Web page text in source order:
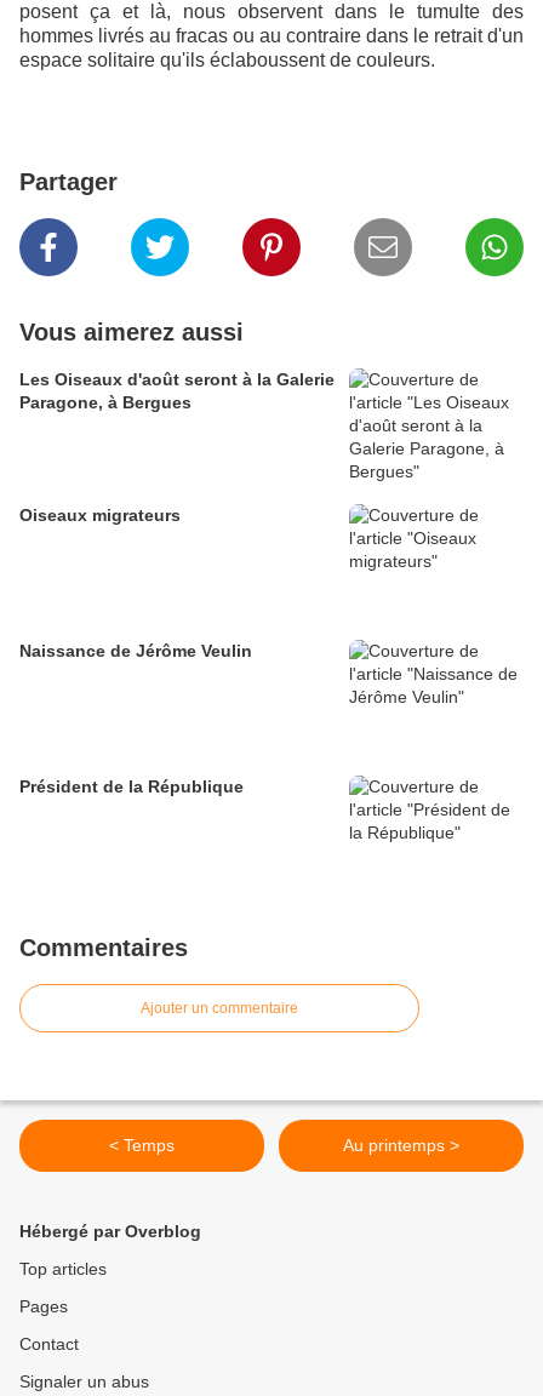
posent ça et là, nous observent dans le tumulte des
hommes livrés au fracas ou au contraire dans le retrait d'un
espace solitaire qu'ils éclaboussent de couleurs.
Partager
Vous aimerez aussi
Les Oiseaux d'août seront à la Galerie
Paragone, à Bergues
Oiseaux migrateurs
Naissance de Jérôme Veulin
Président de la République
Commentaires
Ajouter un commentaire
< Temps Au printemps >
Hébergé par Overblog
Top articles
Pages
Contact
Signaler un abus